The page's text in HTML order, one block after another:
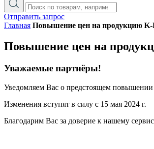
Отправить запрос
Главная Повышение цен на продукцию K-
Повышение цен на
Уважаемые партнёры!
Уведомляем Вас о предстоящем
Изменения вступят в силу с 15 мая 2024 г.
Благодарим Вас за доверие к нашему